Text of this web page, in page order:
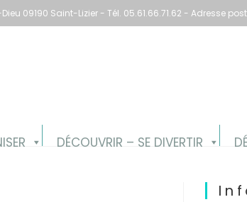
09190 Saint-Lizier - Tél. 05.61.66.71.62 - Adresse
DÉCOUVRIR – SE DIVERTIR